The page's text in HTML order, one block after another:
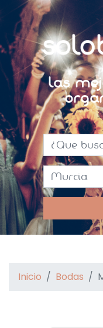
Las
¿Que
Murcia
Inicio Bodas